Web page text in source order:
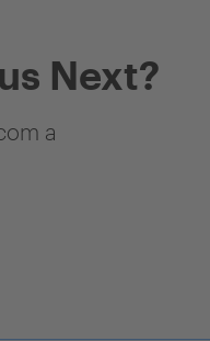
Next?
a